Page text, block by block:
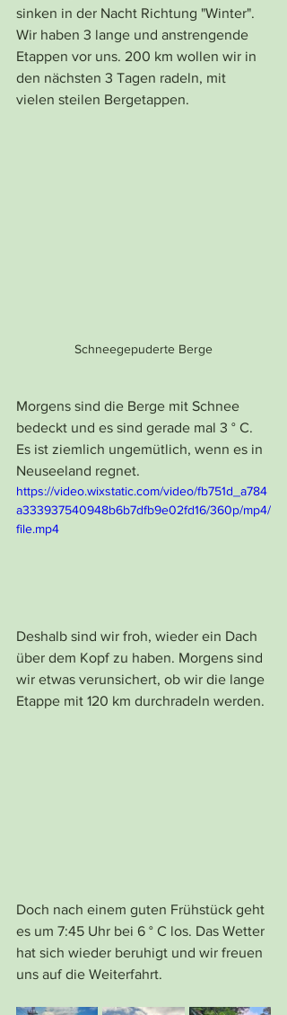
sinken in der Nacht Richtung "Winter".
Wir haben 3 lange und anstrengende
Etappen vor uns. 200 km wollen wir in
den nächsten 3 Tagen radeln, mit
vielen steilen Bergetappen.
Schneegepuderte Berge
Morgens sind die Berge mit Schnee
bedeckt und es sind gerade mal 3 ° C.
Es ist ziemlich ungemütlich, wenn es in
Neuseeland regnet.
https://video.wixstatic.com/video/fb751d_a784
a333937540948b6b7dfb9e02fd16/360p/mp4/
file.mp4
Deshalb sind wir froh, wieder ein Dach
über dem Kopf zu haben. Morgens sind
wir etwas verunsichert, ob wir die lange
Etappe mit 120 km durchradeln werden.
Doch nach einem guten Frühstück geht
es um 7:45 Uhr bei 6 ° C los. Das Wetter
hat sich wieder beruhigt und wir freuen
uns auf die Weiterfahrt.